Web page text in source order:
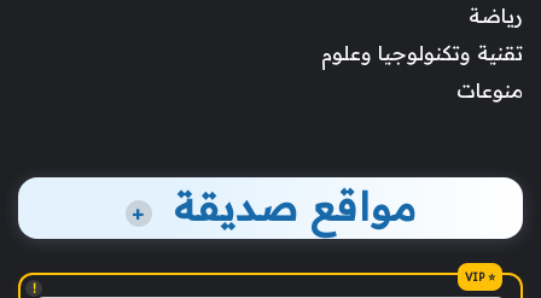
رياضة
تقنية وتكنولوجيا وعلوم
منوعات
مواقع صديقة +
!